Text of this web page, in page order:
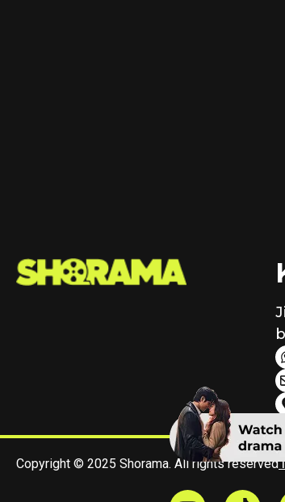
Copyright © 2025 Shorama. All rights reserved